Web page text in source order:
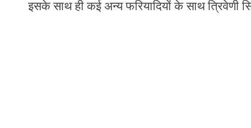
इसके साथ ही कई अन्य फरियादियों के साथ त्रिवेणी